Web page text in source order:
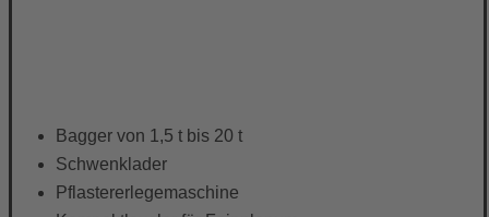
Bagger von 1,5 t bis 20 t
Schwenklader
Pflastererlegemaschine